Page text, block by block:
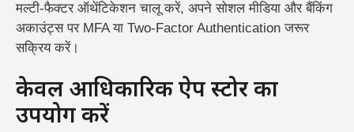
मल्टी-फैक्टर ऑथेंटिकेशन चालू करें, अपने सोशल मीडिया और बैंकिंग
अकाउंट्स पर MFA या Two-Factor Authentication जरूर
सक्रिय करें।
केवल आधिकारिक ऐप स्टोर का
उपयोग करें